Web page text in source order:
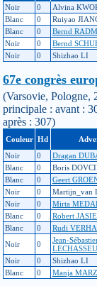
Noir
0 Alvina
Blanc
0 Ruiyao
Blanc
0 Bernd
Noir
0 Bernd
Noir
0 Shizhao LI
67e congrès
(Varsovie,
principale : avant :
après : 307)
Couleur Hd
Noir
0 Dragan
Blanc
0 Boris
Blanc
0 Geert
Noir
0 Martijn_van
Noir
0 Mirta
Blanc
0 Robert
Blanc
0 Rudi
Noir
0
Jean-
Noir
0 Shizhao LI
Blanc
0 Manja MARZ